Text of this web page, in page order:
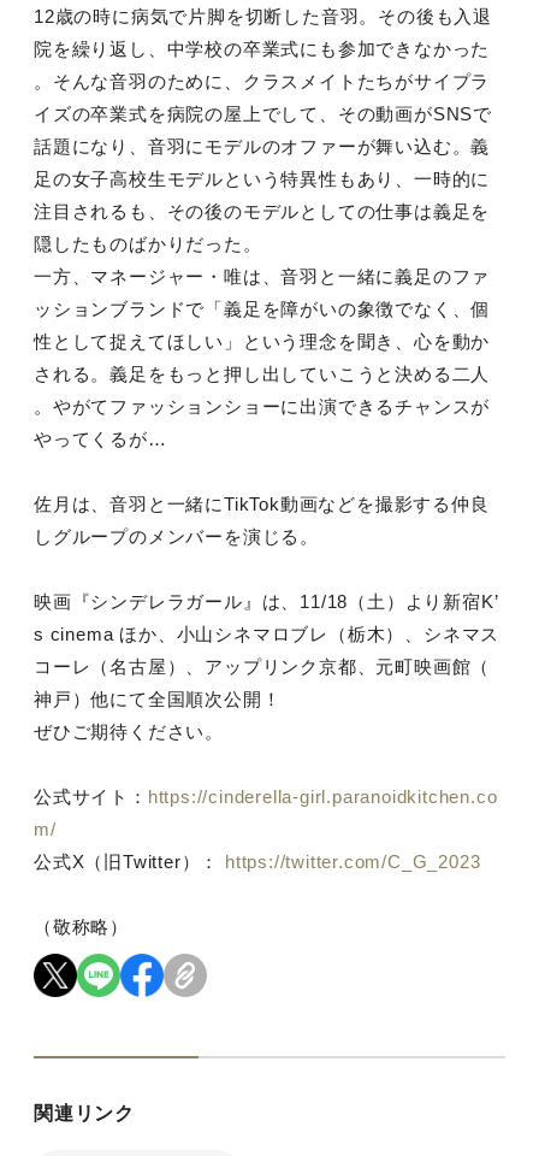
12歳の時に病気で片脚を切断した音羽。その後も入退
院を繰り返 し、中学校の卒業式にも参加できなかった
。そんな音羽のために、
クラスメイトたちがサイプラ
イズの卒業式を病院の屋上でして、その動画がSNSで
話題になり、音羽にモデルのオファーが舞い込む 。義
足の女子高校生モデルという特異性もあり、一時的に
注目されるも、その後のモデルとしての仕事は義足を
隠したものばかりだっ た。
一方、マネージャー・唯は、音羽と一緒に義足のファ
ッションブラ ンドで「義足を障がいの象徴でなく、個
性として捉えてほしい」と いう理念を聞き、心を動か
される。義足をもっと押し出していこう と決める二人
。やがてファッションショーに出演できるチャンスが
やってくるが…
佐月は、音羽と一緒にTikTok動画などを撮影する仲良
しグループのメンバーを演じる。
映画『シンデレラガール』は、11/18（土）より新宿K’
s cinemaほか、小山シネマロブレ（栃木）、シネマス
コーレ（名古屋）、ア ップリンク京都、元町映画館（
神戸）他にて全国順次公開！
ぜひご期待ください。
公式サイト： https://cinderella-girl.paranoidkitchen.co
m/
公式X（旧Twitter）： https://twitter.com/C_G_2023
（敬称略）
関連リンク